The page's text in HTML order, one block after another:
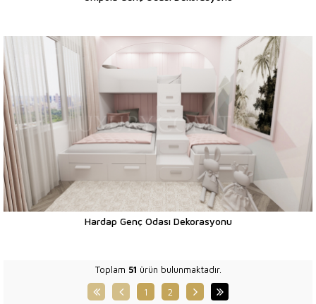
Hardap Genç Odası Dekorasyonu
Toplam 51 ürün bulunmaktadır.
1
2